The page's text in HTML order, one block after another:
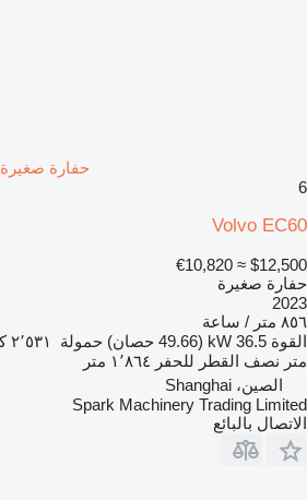
حفارة صغيرة Volvo EC60
6
Volvo EC60
$12,500
≈ €10,820
حفارة صغيرة
2023
٨٥٦ متر / ساعة
القوة 36.5 kW (49.66 حصان) حمولة ٢٬٥٣١ كجم
متر نصف القطر للحفر ١٬٨٦٤ متر
الصين، Shanghai
Spark Machinery Trading Limited
الاتصال بالبائع